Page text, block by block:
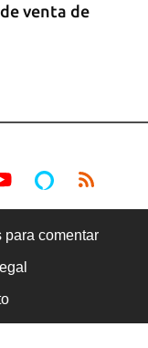
venta de
Poesía
para comentar